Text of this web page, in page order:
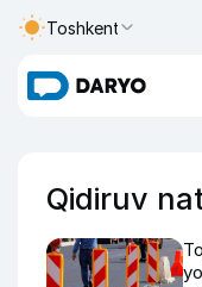
Toshkent
Qidiruv